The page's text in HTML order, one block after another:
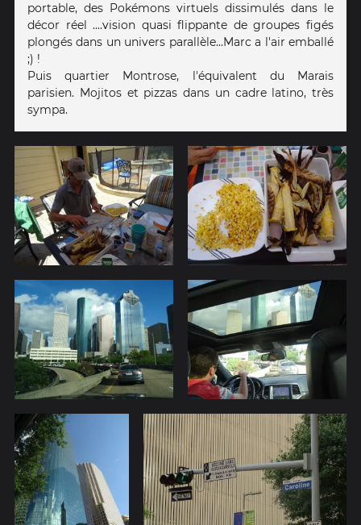
portable, des Pokémons virtuels dissimulés dans le
décor réel ....vision quasi flippante de groupes figés
plongés dans un univers parallèle...Marc a l'air emballé
;) !
Puis quartier Montrose, l'équivalent du Marais
parisien. Mojitos et pizzas dans un cadre latino, très
sympa.